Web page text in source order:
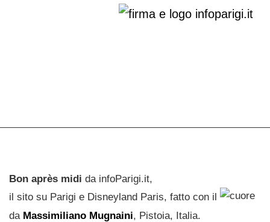
Bon après midi da infoParigi.it,
il sito su Parigi e Disneyland Paris, fatto con il
da Massimiliano Mugnaini, Pistoia, Italia.